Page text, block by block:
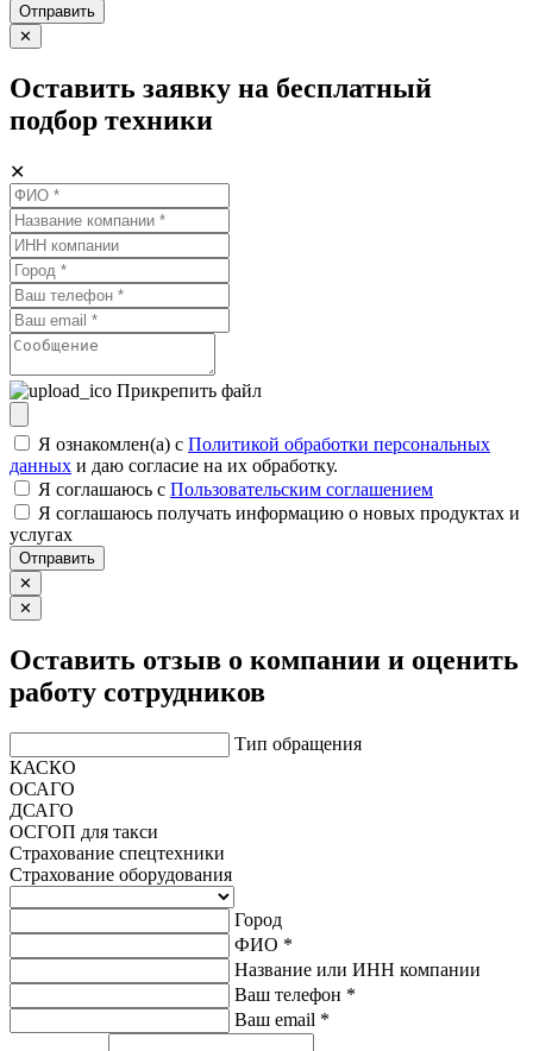
Отправить
✕
Оставить заявку на бесплатный
подбор техники
✕
Прикрепить файл
Я ознакомлен(а) с Политикой обработки персональных
данных и даю согласие на их обработку.
Я соглашаюсь c Пользовательским соглашением
Я соглашаюсь получать информацию о новых продуктах и
услугах
Отправить
✕
✕
Оставить отзыв о компании и оценить
работу сотрудников
Тип обращения
КАСКО
ОСАГО
ДСАГО
ОСГОП для такси
Страхование спецтехники
Страхование оборудования
Город
ФИО *
Название или ИНН компании
Ваш телефон *
Ваш email *